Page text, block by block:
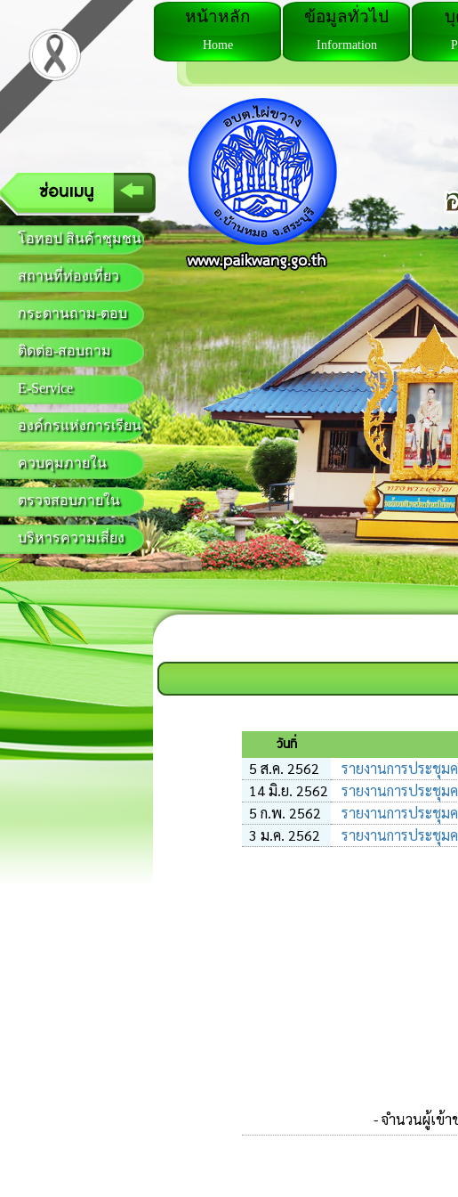
โอทอป สินค้าชุมชน
สถานที่ท่องเที่ยว
กระดานถาม-ตอบ
ติดต่อ-สอบถาม
E-Service
องค์กรแห่งการเรียน
ควบคุมภายใน
ตรวจสอบภายใน
บริหารความเสี่ยง
หน้าหลัก
Home
ข้อมูลทั่วไป
Information
วันที่
5 ส.ค. 2562 รายงานการประชุม
14 มิ.ย. 2562
รายงานการประชุม
5 ก.พ. 2562
รายงานการประชุม
3 ม.ค. 2562
รายงานการประชุม
- จำนวนผู้เข้า